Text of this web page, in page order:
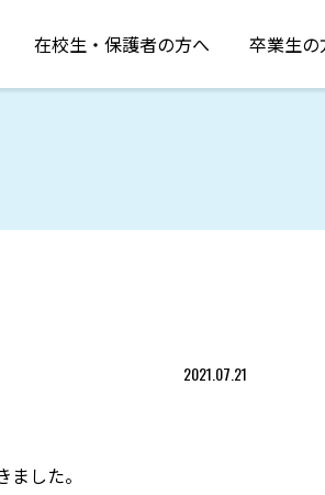
在校生・保護者の方へ 卒業生の
2021.07.21
した。